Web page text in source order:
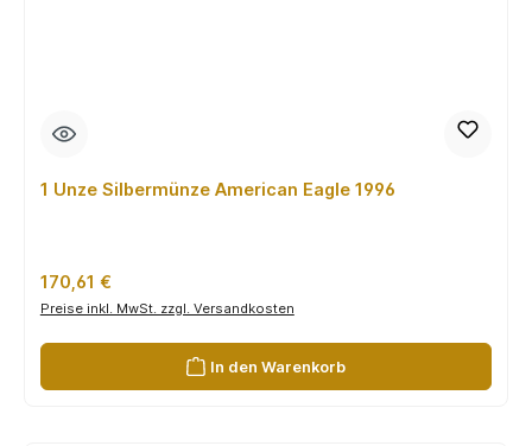
1 Unze Silbermünze American Eagle 1996
Regulärer Preis:
170,61 €
Preise inkl. MwSt. zzgl. Versandkosten
In den Warenkorb